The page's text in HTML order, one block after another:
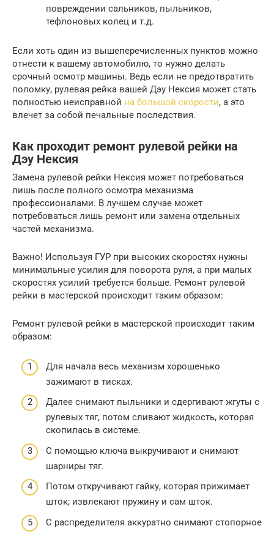
повреждении сальников, пыльников,
тефлоновых колец и т.д.
Если хоть один из вышеперечисленных пунктов можно
отнести к вашему автомобилю, то нужно делать
срочный осмотр машины. Ведь если не предотвратить
поломку, рулевая рейка вашей Дэу Нексия может стать
полностью неисправной на большой скорости, а это
влечет за собой печальные последствия.
Как проходит ремонт рулевой рейки на
Дэу Нексия
Замена рулевой рейки Нексия может потребоваться
лишь после полного осмотра механизма
профессионалами. В лучшем случае может
потребоваться лишь ремонт или замена отдельных
частей механизма.
Важно! Используя ГУР при высоких скоростях нужны
минимальные усилия для поворота руля, а при малых
скоростях усилий требуется больше. Ремонт рулевой
рейки в мастерской происходит таким образом:
Ремонт рулевой рейки в мастерской происходит таким
образом:
Для начала весь механизм хорошенько
зажимают в тисках.
Далее снимают пыльники и сдергивают жгуты с
рулевых тяг, потом сливают жидкость, которая
скопилась в системе.
С помощью ключа выкручивают и снимают
шарниры тяг.
Потом откручивают гайку, которая прижимает
шток; извлекают пружину и сам шток.
С распределителя аккуратно снимают стопорное